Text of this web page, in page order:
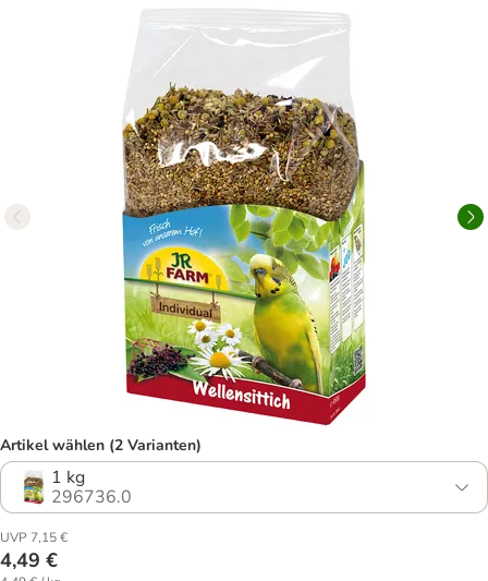
Artikel wählen (2 Varianten)
1 kg
296736.0
UVP 7,15 €
4,49 €